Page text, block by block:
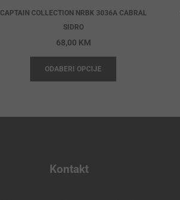
CAPTAIN COLLECTION NRBK 3036A CABRAL
SIDRO
68,00 KM
ODABERI OPCIJE
Kontakt